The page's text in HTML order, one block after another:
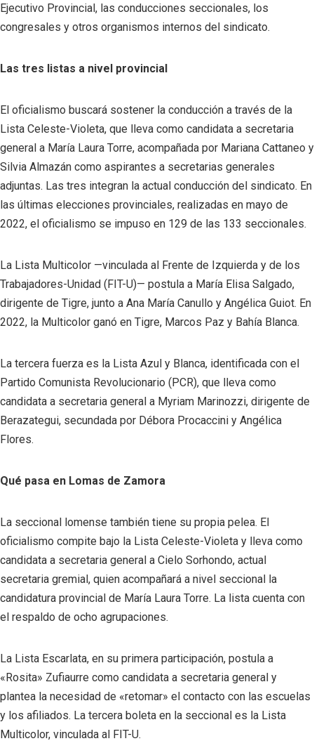
Ejecutivo Provincial, las conducciones seccionales, los
congresales y otros organismos internos del sindicato.
Las tres listas a nivel provincial
El oficialismo buscará sostener la conducción a través de la
Lista Celeste-Violeta, que lleva como candidata a secretaria
general a María Laura Torre, acompañada por Mariana Cattaneo y
Silvia Almazán como aspirantes a secretarias generales
adjuntas. Las tres integran la actual conducción del sindicato. En
las últimas elecciones provinciales, realizadas en mayo de
2022, el oficialismo se impuso en 129 de las 133 seccionales.
La Lista Multicolor —vinculada al Frente de Izquierda y de los
Trabajadores-Unidad (FIT-U)— postula a María Elisa Salgado,
dirigente de Tigre, junto a Ana María Canullo y Angélica Guiot. En
2022, la Multicolor ganó en Tigre, Marcos Paz y Bahía Blanca.
La tercera fuerza es la Lista Azul y Blanca, identificada con el
Partido Comunista Revolucionario (PCR), que lleva como
candidata a secretaria general a Myriam Marinozzi, dirigente de
Berazategui, secundada por Débora Procaccini y Angélica
Flores.
Qué pasa en Lomas de Zamora
La seccional lomense también tiene su propia pelea. El
oficialismo compite bajo la Lista Celeste-Violeta y lleva como
candidata a secretaria general a Cielo Sorhondo, actual
secretaria gremial, quien acompañará a nivel seccional la
candidatura provincial de María Laura Torre. La lista cuenta con
el respaldo de ocho agrupaciones.
La Lista Escarlata, en su primera participación, postula a
«Rosita» Zufiaurre como candidata a secretaria general y
plantea la necesidad de «retomar» el contacto con las escuelas
y los afiliados. La tercera boleta en la seccional es la Lista
Multicolor, vinculada al FIT-U.